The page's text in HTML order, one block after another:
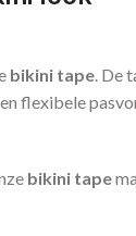
bikini tape .
flexibele
bikini tape